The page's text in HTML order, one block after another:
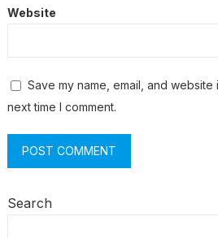
Website
Save my name, email, and
next time I comment.
Search